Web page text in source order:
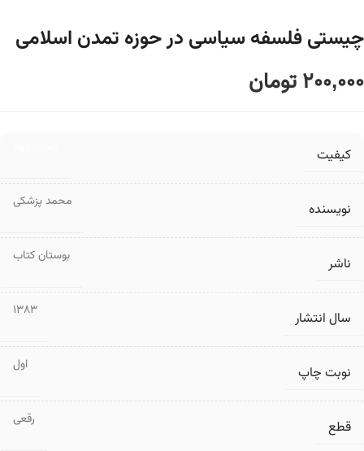
چیستی فلسفه سیاسی در حوزه تمدن اسلامی
200,000تومان
کیفیت
نویسنده محمد پزشکی
ناشر بوستان کتاب
سال انتشار 1383
نوبت چاپ اول
قطع رقعی